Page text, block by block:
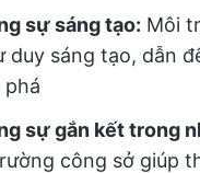
sự sáng tạo: Môi
duy sáng tạo, dẫn
sự gắn kết trong
công sở giúp